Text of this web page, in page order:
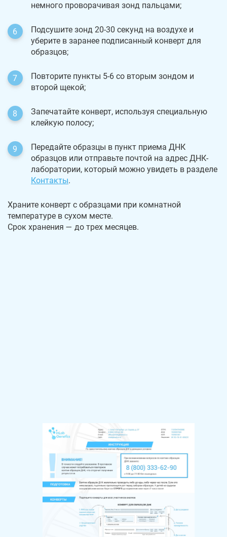
немного проворачивая зонд пальцами;
Подсушите зонд 20-30 секунд на воздухе и
уберите в заранее подписанный конверт для
образцов;
Повторите пункты 5-6 со вторым зондом и
второй щекой;
Запечатайте конверт, используя специальную
клейкую полосу;
Передайте образцы в пункт приема ДНК
образцов или отправьте почтой на адрес ДНК-
лаборатории, который можно увидеть в разделе
Контакты.
Храните конверт с образцами при комнатной
температуре в сухом месте.
Срок хранения — до трех месяцев.